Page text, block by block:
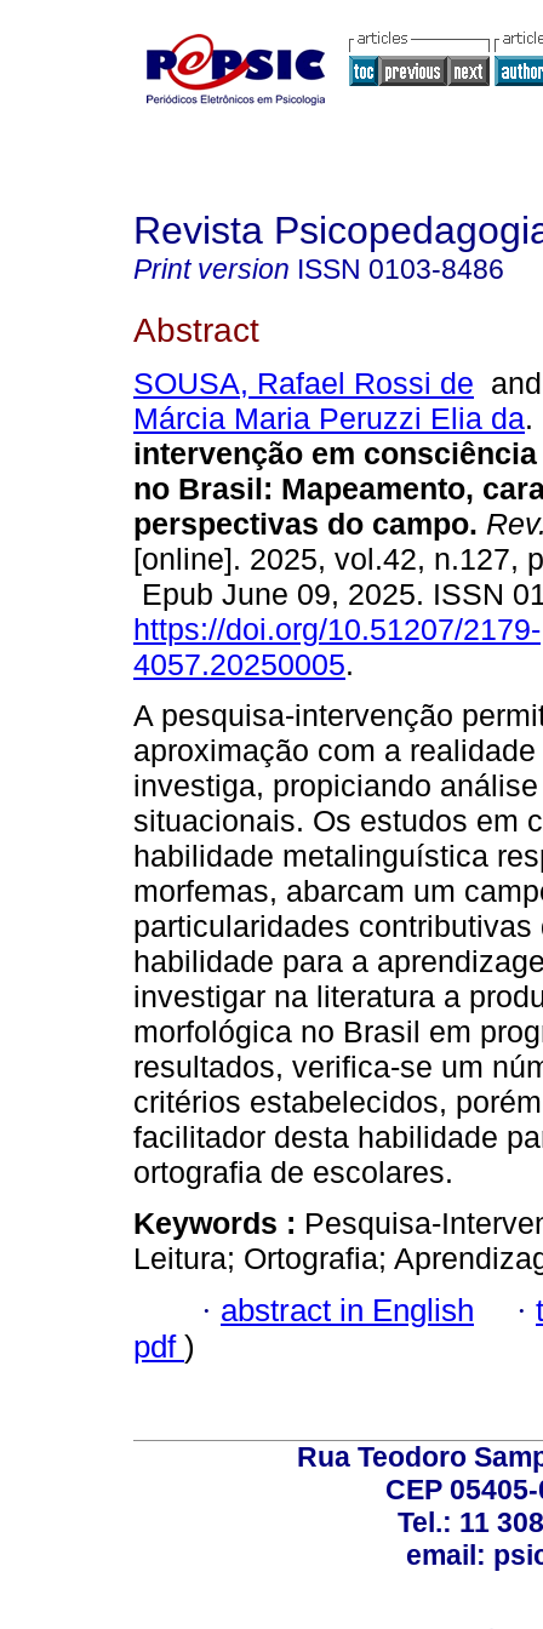
Revista
Print version ISSN 0103-8486
Abstract
SOUSA, Rafael Rossi de
Márcia Maria Peruzzi Elia da.
intervenção em
no Brasil: Mapeamento,
perspectivas do campo.
[online]. 2025, vol.42, n.127,
Epub June 09, 2025. ISSN
https://doi.org/10.51207/2179-
4057.20250005.
A pesquisa-intervenção
aproximação com a
investiga, propiciando
situacionais. Os estudos em
habilidade metalinguística
morfemas, abarcam um
particularidades
habilidade para a
investigar na literatura a
morfológica no Brasil em
resultados, verifica-se um
critérios estabelecidos,
facilitador desta habilidade
ortografia de escolares.
Keywords : Pesquisa-
Leitura; Ortografia;
· abstract in English ·
pdf )
Rua Teodoro
CEP
Tel.: 11
email: